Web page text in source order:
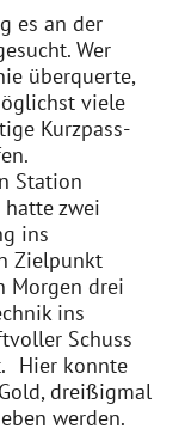
es an der
Wer
überquerte,
viele
Kurzpass-
Station
zwei
ins
Zielpunkt
Morgen drei
ins
Schuss
Hier konnte
dreißigmal
werden.